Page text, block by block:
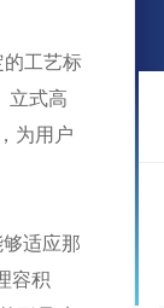
工艺标
立式高
为用户
适应那
容积